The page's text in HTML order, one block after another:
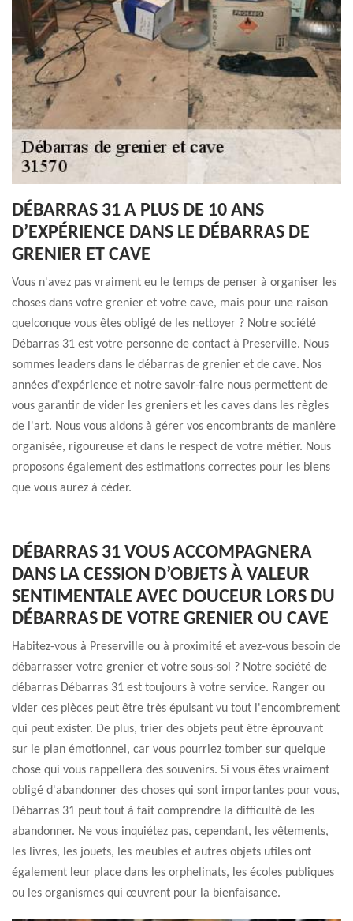
DÉBARRAS 31 A PLUS DE 10 ANS
D’EXPÉRIENCE DANS LE DÉBARRAS DE
GRENIER ET CAVE
Vous n'avez pas vraiment eu le temps de penser à organiser les
choses dans votre grenier et votre cave, mais pour une raison
quelconque vous êtes obligé de les nettoyer ? Notre société
Débarras 31 est votre personne de contact à Preserville. Nous
sommes leaders dans le débarras de grenier et de cave. Nos
années d'expérience et notre savoir-faire nous permettent de
vous garantir de vider les greniers et les caves dans les règles
de l'art. Nous vous aidons à gérer vos encombrants de manière
organisée, rigoureuse et dans le respect de votre métier. Nous
proposons également des estimations correctes pour les biens
que vous aurez à céder.
DÉBARRAS 31 VOUS ACCOMPAGNERA
DANS LA CESSION D’OBJETS À VALEUR
SENTIMENTALE AVEC DOUCEUR LORS DU
DÉBARRAS DE VOTRE GRENIER OU CAVE
Habitez-vous à Preserville ou à proximité et avez-vous besoin de
débarrasser votre grenier et votre sous-sol ? Notre société de
débarras Débarras 31 est toujours à votre service. Ranger ou
vider ces pièces peut être très épuisant vu tout l'encombrement
qui peut exister. De plus, trier des objets peut être éprouvant
sur le plan émotionnel, car vous pourriez tomber sur quelque
chose qui vous rappellera des souvenirs. Si vous êtes vraiment
obligé d'abandonner des choses qui sont importantes pour vous,
Débarras 31 peut tout à fait comprendre la difficulté de les
abandonner. Ne vous inquiétez pas, cependant, les vêtements,
les livres, les jouets, les meubles et autres objets utiles ont
également leur place dans les orphelinats, les écoles publiques
ou les organismes qui œuvrent pour la bienfaisance.